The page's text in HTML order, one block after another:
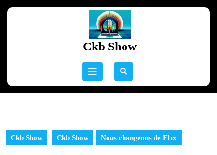
Ckb Show
Open
Ckb Show Ckb Show Nous changeons de Flux